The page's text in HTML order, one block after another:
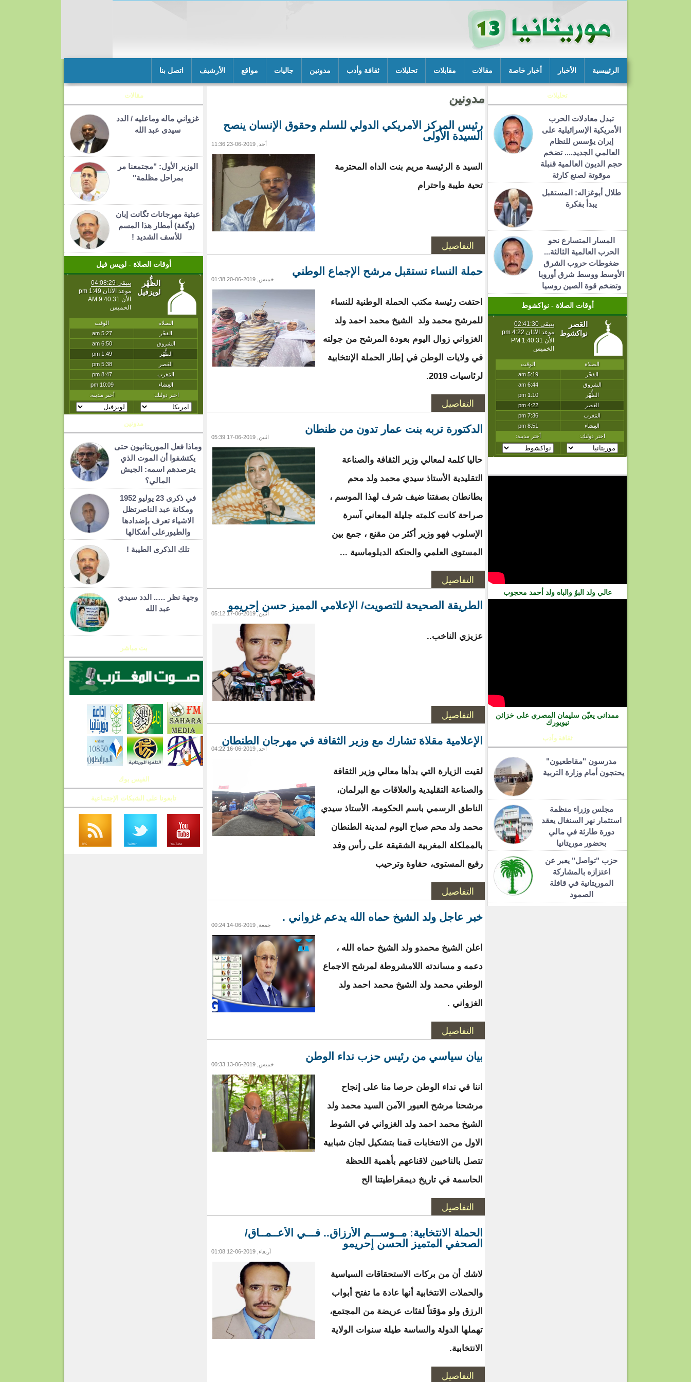
الرئييسية الأخبار أخبار خاصة مقالات مقابلات تحليلات ثقافة وأدب مدونين جاليات مواقع الأرشيف اتصل بنا
تحليلات
تبدل معادلات الحرب
الأمريكية الإسرائيلية على
إيران يؤسس للنظام
العالمي الجديد.... تضخم
حجم الديون العالمية قنبلة
موقوتة لصنع كارثة
طلال أبوغزاله: المستقبل
يبدأ بفكرة
المسار المتسارع نحو
الحرب العالمية الثالثة...
ضغوطات حروب الشرق
الأوسط ووسط شرق أوروبا
وتضخم قوة الصين روسيا
أوقات الصلاة - نواكشوط
عالي ولد البوُ والباه ولد أحمد محجوب
ممداني يعيّن سليمان المصري على خزائن
نيويورك
ثقافة وأدب
مدرسون "مقاطعيون"
يحتجون أمام وزارة التربية
مجلس وزراء منظمة
استثمار نهر السنغال يعقد
دورة طارئة في مالي
بحضور موريتانيا
حزب "تواصل" يعبر عن
اعتزازه بالمشاركة
الموريتانية في قافلة
الصمود
مدونين
رئيس المركز الأمريكي الدولي للسلم وحقوق الإنسان ينصح
السيدة الأولى
أحد, 2019-06-23 11:36
السيد ة الرئيسة مريم بنت الداه المحترمة
تحية طيبة واحترام
التفاصيل
حملة النساء تستقبل مرشح الإجماع الوطني
خميس, 2019-06-20 01:38
احتفت رئيسة مكتب الحملة الوطنية للنساء
للمرشح محمد ولد الشيخ محمد احمد ولد
الغزواني زوال اليوم بعودة المرشح من جولته
في ولايات الوطن في إطار الحملة الإنتخابية
لرئاسيات 2019.
التفاصيل
الدكتورة تربه بنت عمار تدون من طنطان
اثنين, 2019-06-17 05:39
حاليا كلمة لمعالي وزير الثقافة والصناعة
التقليدية الأستاذ سيدي محمد ولد محم
بطانطان بصفتنا ضيف شرف لهذا الموسم ،
صراحة كانت كلمته جليلة المعاني آسرة
الإسلوب فهو وزير أكثر من مقنع ، جمع بين
المستوى العلمي والحنكة الدبلوماسية ...
التفاصيل
الطريقة الصحيحة للتصويت/ الإعلامي المميز حسن إحريمو
اثنين, 2019-06-17 05:12
عزيزي الناخب..
التفاصيل
الإعلامية مقلاهَ تشارك مع وزير الثقافة في مهرجان الطنطان
أحد, 2019-06-16 04:22
لقيت الزيارة التي بدأها معالي وزير الثقافة
والصناعة التقليدية والعلاقات مع البرلمان،
الناطق الرسمي باسم الحكومة، الأستاذ سيدي
محمد ولد محم صباح اليوم لمدينة الطنطان
بالمملكلة المغربية الشقيقة على رأس وفد
رفيع المستوى، حفاوة وترحيب
التفاصيل
خبر عاجل ولد الشيخ حماه الله يدعم غزواني .
جمعة, 2019-06-14 00:24
اعلن الشيخ محمدو ولد الشيخ حماه الله ،
دعمه و مساندته اللامشروطة لمرشح الاجماع
الوطني محمد ولد الشيخ محمد احمد ولد
الغزواني .
التفاصيل
بيان سياسي من رئيس حزب نداء الوطن
خميس, 2019-06-13 00:33
اننا في نداء الوطن حرصا منا على إنجاح
مرشحنا مرشح العبور الآمن السيد محمد ولد
الشيخ محمد احمد ولد الغزواني في الشوط
الاول من الانتخابات قمنا بتشكيل لجان شبابية
تتصل بالناخبين لاقناعهم بأهمية اللحظة
الحاسمة في تاريخ ديمقراطيتنا الح
التفاصيل
الحملة الانتخابية: مــوســـم الأرزاق.. فـــي الأعــمــاق/
الصحفي المتميز الحسن إحريمو
أربعاء, 2019-06-12 01:08
لاشك أن من بركات الاستحقاقات السياسية
والحملات الانتخابية أنها عادة ما تفتح أبواب
الرزق ولو مؤقتاً لفئات عريضة من المجتمع،
تهملها الدولة والساسة طيلة سنوات الولاية
الانتخابية.
التفاصيل
مقالات
غزواني ماله وماعليه / الدد
سيدى عبد الله
الوزير الأول: "مجتمعنا مر
بمراحل مظلمة"
عبثية مهرجانات تگانت إبان
(وگفة) أمطار هذا المسم
للأسف الشديد !
أوقات الصلاة - لويس فيل
مدونين
وماذا فعل الموريتانيون حتى
يكتشفوا أن الموت الذي
يترصدهم اسمه: الجيش
المالي؟
في ذكرى 23 يوليو 1952
ومكانة عبد الناصرتظل
الاشياء تعرف بإضدادها
والطيورعلى أشكالها
تلك الذكرى الطيبة !
وجهة نظر ….. الدد سيدي
عبد الله
بث مباشر
الفيس بوك
تابعونا على الشبكات الإجتماعية